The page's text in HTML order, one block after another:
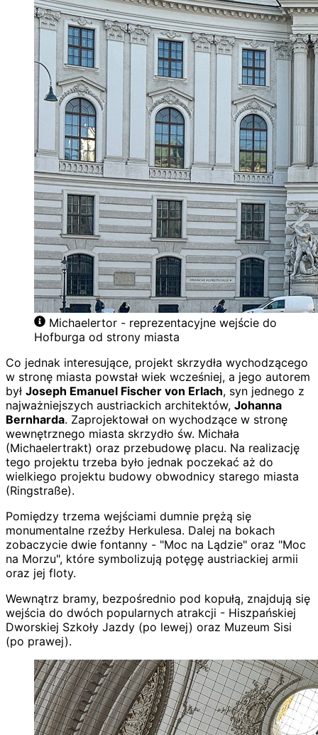
Michaelertor - reprezentacyjne wejście do
Hofburga od strony miasta
Co jednak interesujące, projekt skrzydła wychodzącego
w stronę miasta powstał wiek wcześniej, a jego autorem
był Joseph Emanuel Fischer von Erlach, syn jednego z
najważniejszych austriackich architektów, Johanna
Bernharda. Zaprojektował on wychodzące w stronę
wewnętrznego miasta skrzydło św. Michała
(Michaelertrakt) oraz przebudowę placu. Na realizację
tego projektu trzeba było jednak poczekać aż do
wielkiego projektu budowy obwodnicy starego miasta
(Ringstraße).
Pomiędzy trzema wejściami dumnie prężą się
monumentalne rzeźby Herkulesa. Dalej na bokach
zobaczycie dwie fontanny - "Moc na Lądzie" oraz "Moc
na Morzu", które symbolizują potęgę austriackiej armii
oraz jej floty.
Wewnątrz bramy, bezpośrednio pod kopułą, znajdują się
wejścia do dwóch popularnych atrakcji - Hiszpańskiej
Dworskiej Szkoły Jazdy (po lewej) oraz Muzeum Sisi
(po prawej).